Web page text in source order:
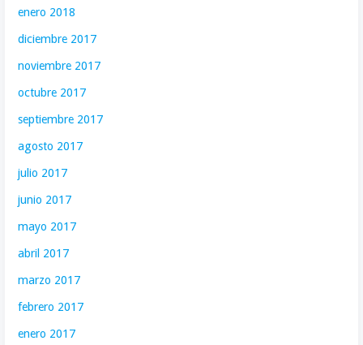
enero 2018
diciembre 2017
noviembre 2017
octubre 2017
septiembre 2017
agosto 2017
julio 2017
junio 2017
mayo 2017
abril 2017
marzo 2017
febrero 2017
enero 2017